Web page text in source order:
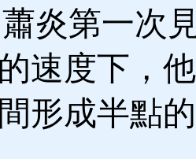
炎第一次
速度下，
形成半點